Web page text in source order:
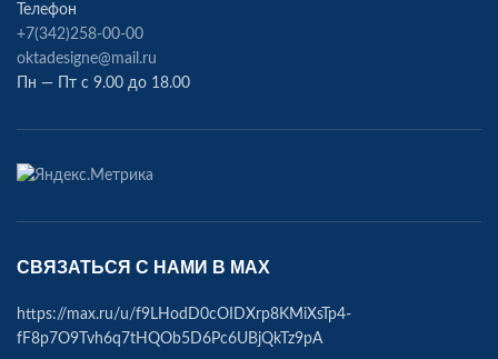
Телефон
+7(342)258-00-00
oktadesigne@mail.ru
Пн — Пт с 9.00 до 18.00
СВЯЗАТЬСЯ С НАМИ В МАХ
https://max.ru/u/f9LHodD0cOIDXrp8KMiXsTp4-
fF8p7O9Tvh6q7tHQOb5D6Pc6UBjQkTz9pA